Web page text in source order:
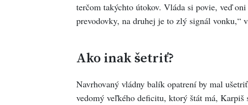
terčom takýchto útokov. Vláda si povie, veď
prevodovky, na druhej je to zlý signál vonku,“
Ako inak šetriť?
Navrhovaný vládny balík opatrení by mal
vedomý veľkého deficitu, ktorý štát má,